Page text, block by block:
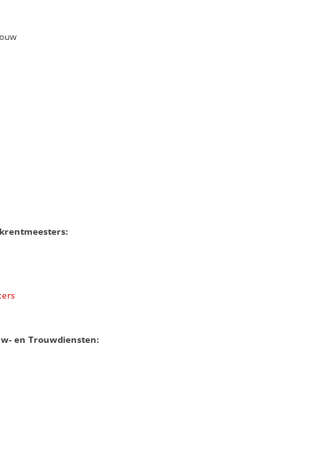
en Trouwdiensten: